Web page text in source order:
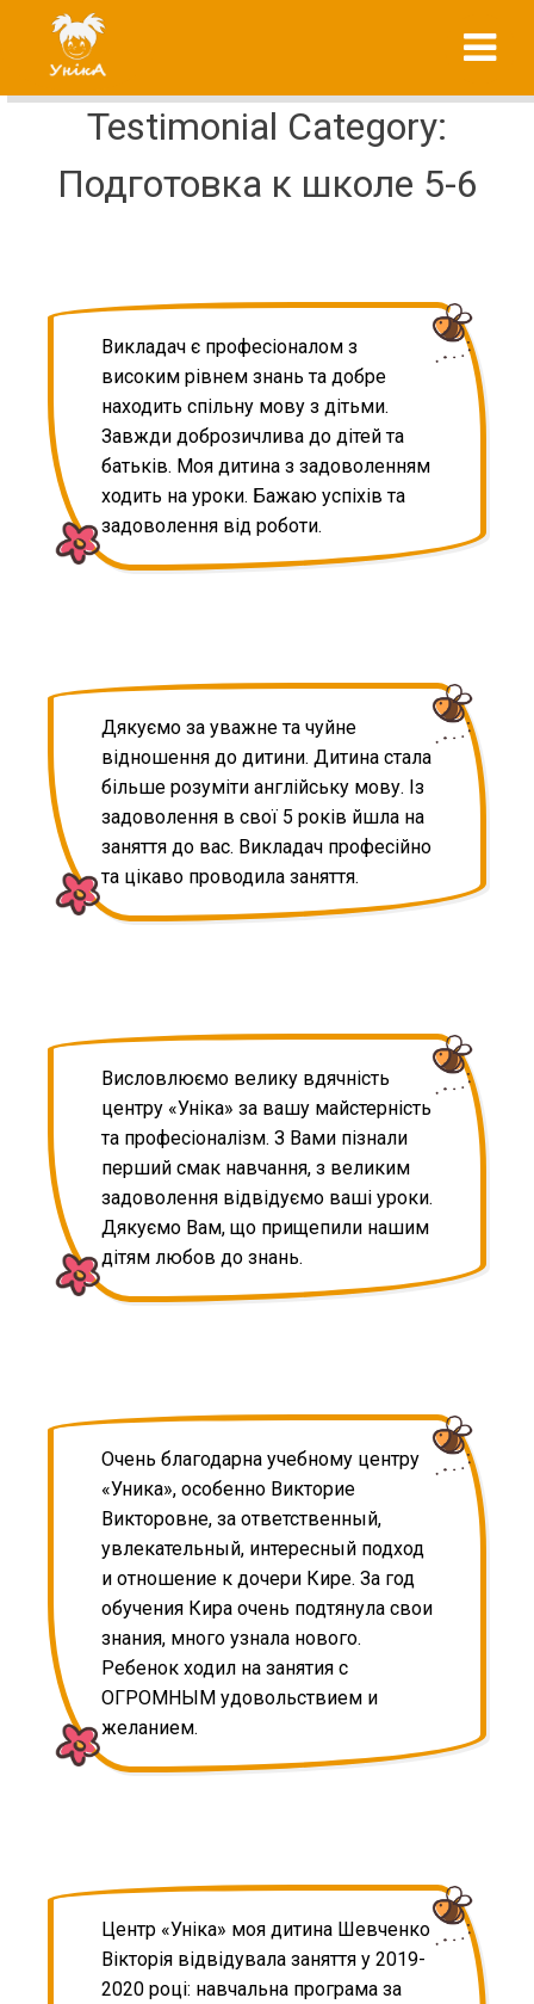
content
"УнікА"
підготовка до
школи вашої
дитини
Testimonial Category:
Подготовка к школе 5-6
Викладач є професіоналом з
високим рівнем знань та добре
находить спільну мову з дітьми.
Завжди доброзичлива до дітей та
батьків. Моя дитина з задоволенням
ходить на уроки. Бажаю успіхів та
задоволення від роботи.
Дякуємо за уважне та чуйне
відношення до дитини. Дитина стала
більше розуміти англійську мову. Із
задоволення в свої 5 років йшла на
заняття до вас. Викладач професійно
та цікаво проводила заняття.
Висловлюємо велику вдячність
центру «Уніка» за вашу майстерність
та професіоналізм. З Вами пізнали
перший смак навчання, з великим
задоволення відвідуємо ваші уроки.
Дякуємо Вам, що прищепили нашим
дітям любов до знань.
Очень благодарна учебному центру
«Уника», особенно Викторие
Викторовне, за ответственный,
увлекательный, интересный подход
и отношение к дочери Кире. За год
обучения Кира очень подтянула свои
знания, много узнала нового.
Ребенок ходил на занятия с
ОГРОМНЫМ удовольствием и
желанием.
Центр «Уніка» моя дитина Шевченко
Вікторія відвідувала заняття у 2019-
2020 році: навчальна програма за